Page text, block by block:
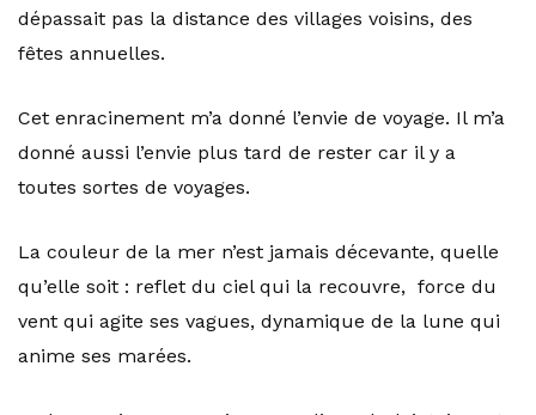
dépassait pas la distance des villages voisins, des
fêtes annuelles.
Cet enracinement m’a donné l’envie de voyage. Il m’a
donné aussi l’envie plus tard de rester car il y a
toutes sortes de voyages.
La couleur de la mer n’est jamais décevante, quelle
qu’elle soit : reflet du ciel qui la recouvre, force du
vent qui agite ses vagues, dynamique de la lune qui
anime ses marées.